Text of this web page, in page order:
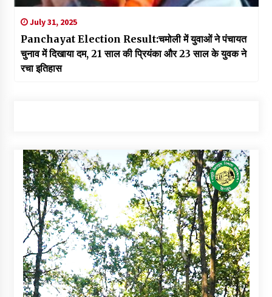
July 31, 2025
Panchayat Election Result:चमोली में युवाओं ने पंचायत
चुनाव में दिखाया दम, 21 साल की प्रियंका और 23 साल के युवक ने
रचा इतिहास